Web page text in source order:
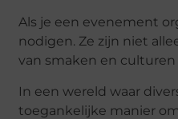
Als je een evenement
nodigen. Ze zijn niet
van smaken en culturen
In een wereld waar
toegankelijke manier